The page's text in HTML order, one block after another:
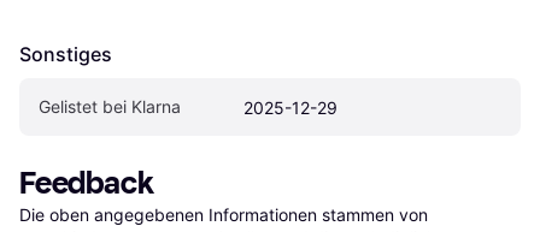
Sonstiges
Gelistet bei Klarna 2025-12-29
Feedback
Die oben angegebenen Informationen stammen von